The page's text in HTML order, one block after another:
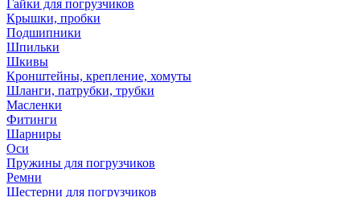
Гайки для погрузчиков
Крышки, пробки
Подшипники
Шпильки
Шкивы
Кронштейны, крепление, хомуты
Шланги, патрубки, трубки
Масленки
Фитинги
Шарниры
Оси
Пружины для погрузчиков
Ремни
Шестерни для погрузчиков